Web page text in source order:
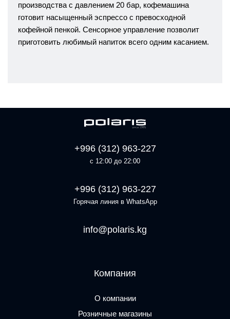
производства с давлением 20 бар, кофемашина
готовит насыщенный эспрессо с превосходной
кофейной пенкой. Сенсорное управление позволит
приготовить любимый напиток всего одним касанием.
+996 (312) 963-227
с 12:00 до 22:00
+996 (312) 963-227
Горячая линия в WhatsApp
info@polaris.kg
Компания
О компании
Розничные магазины